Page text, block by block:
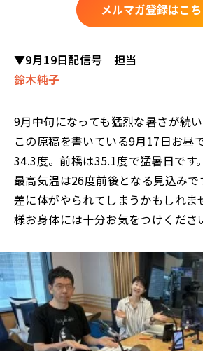
メルマガ登録はこ
▼9月19日配信号 担当
鈴木純子
9月中旬になっても猛烈な暑さが続い
この原稿を書いている9月17日お昼
34.3度。前橋は35.1度で猛暑日です
最高気温は26度前後となる見込み
差に体がやられてしまうかもしれま
様お身体には十分お気をつけくださ